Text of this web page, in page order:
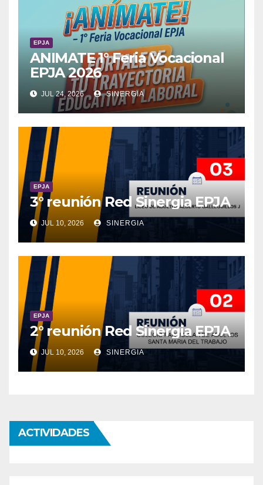
EPJA
ANIMATE 1° Feria Vocacional
EPJA 2026
JUL 24, 2026 SINERGIA
EPJA
3° reunión Red Sinergia EPJA
JUL 10, 2026 SINERGIA
EPJA
2° reunión Red Sinergia EPJA
JUL 10, 2026 SINERGIA
ACTIVIDADES